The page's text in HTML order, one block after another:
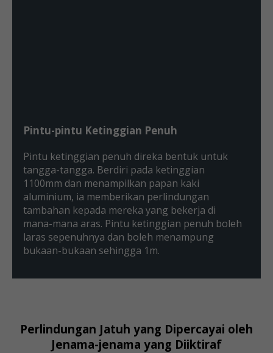
Pintu-pintu Ketinggian Penuh
Pintu ketinggian penuh direka bentuk untuk
tangga-tangga. Berdiri pada ketinggian
1100mm dan menampilkan papan kaki
aluminium, ia memberikan perlindungan
tambahan kepada mereka yang bekerja di
mana-mana aras. Pintu ketinggian penuh boleh
laras sepenuhnya dan boleh menampung
bukaan-bukaan sehingga 1m.
Perlindungan Jatuh yang Dipercayai oleh
Jenama-jenama yang Diiktiraf